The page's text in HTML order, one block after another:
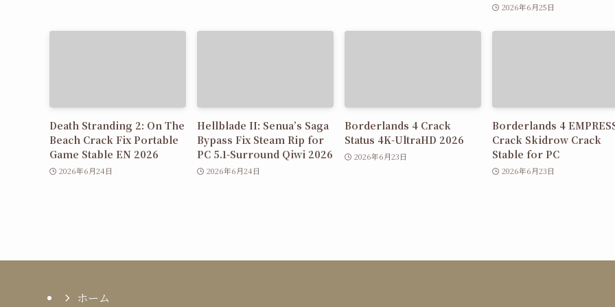
2026年6月25日
Death Stranding 2: On The
Beach Crack Fix Portable
Game Stable EN 2026
2026年6月24日
Hellblade II: Senua’s Saga
Bypass Fix Steam Rip for
PC 5.1-Surround Qiwi 2026
2026年6月24日
Borderlands 4 Crack
Status 4K-UltraHD 2026
2026年6月23日
Borderlands 4
Crack Skidrow Crack
Stable for PC
2026年6月23日
ホーム